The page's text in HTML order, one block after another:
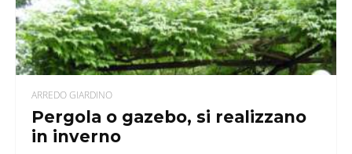
ARREDO GIARDINO
Pergola o gazebo, si realizzano
in inverno